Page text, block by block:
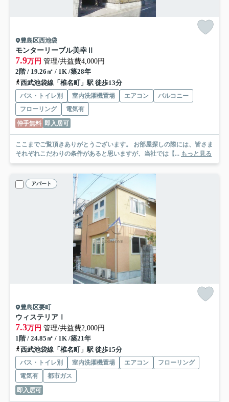
豊島区西池袋
モンターリーブル美幸Ⅱ
7.9万円 管理/共益費4,000円
2階 / 19.26㎡ / 1K /築28年
西武池袋線「椎名町」駅 徒歩13分
バス・トイレ別 室内洗濯機置場 エアコン
バルコニー
フローリング
電気有
仲手無料 即入居可
ここまでご覧頂きありがとうございます。 お部屋探しの際には、皆さま
それぞれこだわりの条件があると思いますが、当社では【... もっと見る
アパート
豊島区要町
ウィステリアⅠ
7.3万円 管理/共益費2,000円
1階 / 24.85㎡ / 1K /築21年
西武池袋線「椎名町」駅 徒歩15分
バス・トイレ別 室内洗濯機置場 エアコン
フローリング
電気有
都市ガス
即入居可